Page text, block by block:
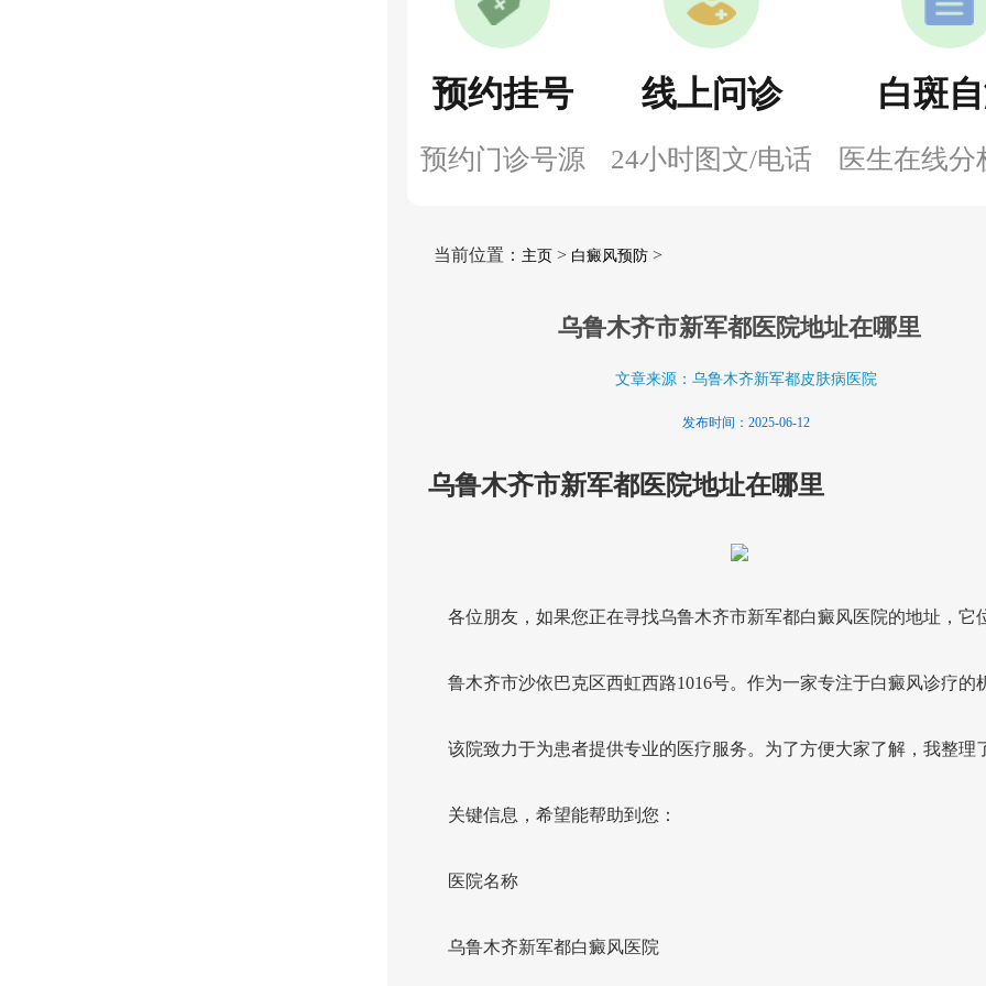
预约挂号
预约门诊号源
线上问诊
24小时图文/电话
白斑
医生在线分
当前位置： 主页> 白癜风预防>
乌鲁木齐市新军都医院地址在哪里
文章来源：乌鲁木齐新军都皮肤病医院
发布时间：2025-06-12
乌鲁木齐市新军都医院地址在哪里
各位朋友，如果您正在寻找乌鲁木齐市新军都白癜风医院的地址，它
鲁木齐市沙依巴克区西虹西路1016号。作为一家专注于白癜风诊疗的
该院致力于为患者提供专业的医疗服务。为了方便大家了解，我整理
关键信息，希望能帮助到您：
医院名称
乌鲁木齐新军都白癜风医院